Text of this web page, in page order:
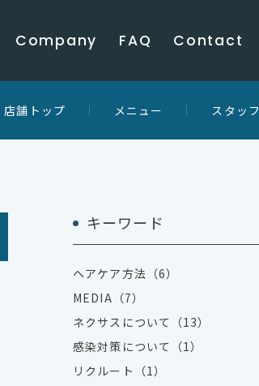
Company FAQ Contact
キーワード
ヘアケア方法（6）
MEDIA（7）
ネクサスについて（13）
感染対策について（1）
リクルート（1）
店舗トップ メニュー スタッフ